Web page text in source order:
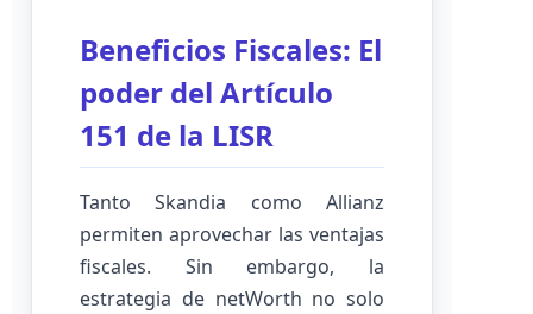
Beneficios Fiscales: El
poder del Artículo
151 de la LISR
Tanto Skandia como Allianz
permiten aprovechar las ventajas
fiscales. Sin embargo, la
estrategia de netWorth no solo